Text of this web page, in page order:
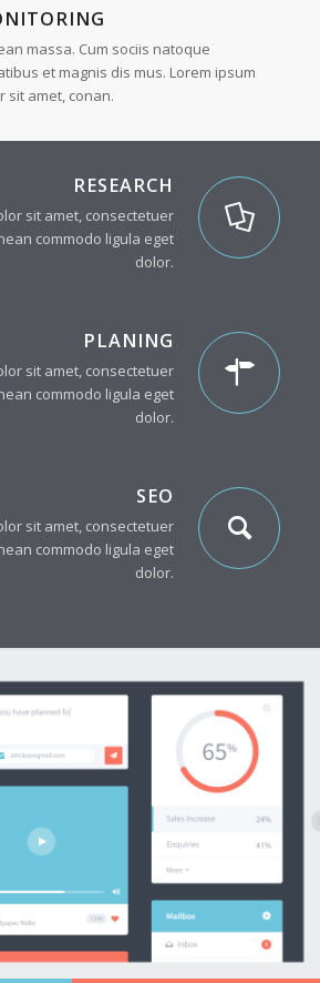
massa. Cum sociis natoque
et magnis dis mus. Lorem ipsum
sit amet, conan.
RESEARCH
sit amet, consectetuer
commodo ligula eget
dolor.
PLANING
sit amet, consectetuer
commodo ligula eget
dolor.
SEO
sit amet, consectetuer
commodo ligula eget
dolor.